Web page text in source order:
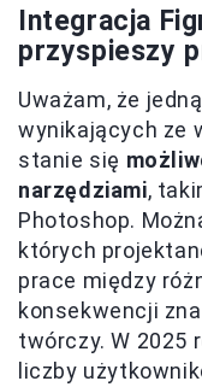
Integracja
przyspieszy
Uważam, że
wynikających ze
stanie się
narzędziami,
Photoshop.
których
prace między
konsekwencji
twórczy. W 2025
liczby